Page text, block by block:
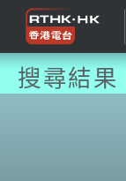
搜尋結果